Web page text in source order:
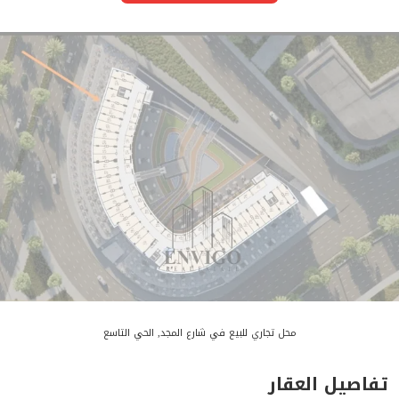
محل تجاري للبيع في شارع المجد, الحي التاسع
تفاصيل العقار